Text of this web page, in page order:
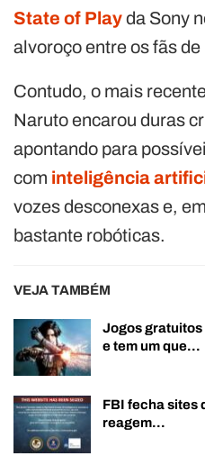
State of Playda Sony
alvoroço entre os fãs
Contudo, o mais
Naruto encarou duras
apontando para
com inteligência
vozes desconexas e,
bastante robóticas.
VEJA TAMBÉM
Jogos gratuitos
e tem um que…
FBI fecha sites
reagem…